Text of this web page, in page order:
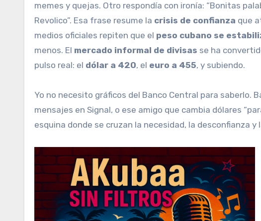
memes y quejas. Otro respondía con ironía: “Bonitas
Revolico”. Esa frase resume la crisis de confianza que
medios oficiales repiten que el peso cubano se
menos. El mercado informal de divisas se ha
pulso real: el dólar a 420, el euro a 455, y subiendo.
Yo no necesito gráficos del Banco Central para saberlo.
mensajes en Signal, o ese amigo que cambia dólares
esquina donde se cruzan la necesidad, la desconfianza y